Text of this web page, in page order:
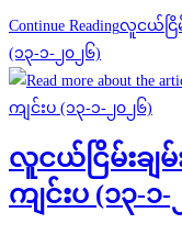
Continue Readingလူငယ်ငြိမ်
(၁၃-၁-၂၀၂၆)
လူငယ်ငြိမ်းချ
ကျင်းပ (၁၃-၁